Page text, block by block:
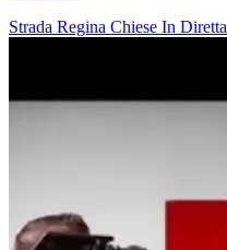
Strada Regina Chiese In Diretta